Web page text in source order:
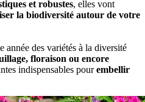
et robustes, elles vont
la biodiversité autour de votre
année des variétés à la diversité
floraison ou encore
indispensables pourembellir